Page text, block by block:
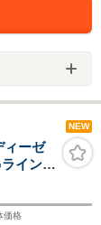
NEW
ーゼ
インパ
ート
定中
価格